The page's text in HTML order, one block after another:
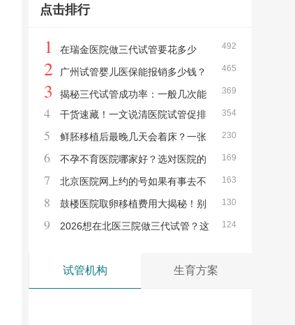
点击排行
492
1
在瑞金医院做三代试管要花多少
钱？一文讲清单次与总预算
465
2
广州试管婴儿医保能报销多少钱？
2024-2026最新报销政策与金额一览
369
3
揭秘三代试管成功率：一般几次能
成功？真实数据告诉你答案
354
4
干货速藏！一文说清医院试管促排
卵的完整步骤与注意事项
230
5
鲜胚移植后最晚几天会着床？一张
时间表帮你读懂关键期
169
6
不孕不育医院哪家好？选对医院的
5个关键标准
163
7
北京医院网上约的号如果有事去不
了，能解约吗？取消退费全攻略
130
8
鼓楼医院取卵移植费用大揭秘！别
让预算成为你的备孕“绊脚石”
124
9
2026想在北医三院做三代试管？这
试管机构 生育方案